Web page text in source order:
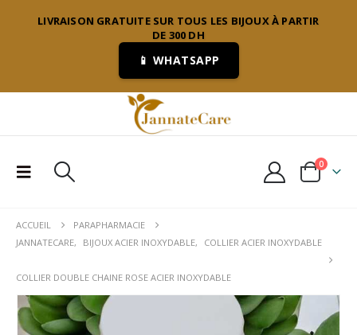
LIVRAISON GRATUITE SUR TOUS LES BIJOUX À PARTIR
DE 300 DH
📱 WHATSAPP
0
ACCUEIL
PARAPHARMACIE
JANNATECARE, BIJOUX ACIER INOXYDABLE, COLLIER ACIER INOXYDABLE
COLLIER DOUBLE CHAINE ROSE ACIER INOXYDABLE